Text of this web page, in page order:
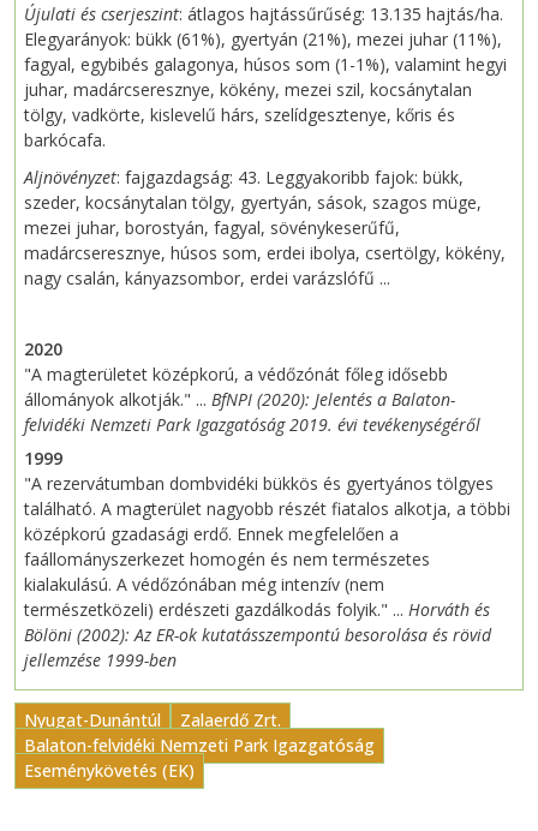
Újulati és cserjeszint: átlagos hajtássűrűség: 13.135 hajtás/ha.
Elegyarányok: bükk (61%), gyertyán (21%), mezei juhar (11%),
fagyal, egybibés galagonya, húsos som (1-1%), valamint hegyi
juhar, madárcseresznye, kökény, mezei szil, kocsánytalan
tölgy, vadkörte, kislevelű hárs, szelídgesztenye, kőris és
barkócafa.
Aljnövényzet: fajgazdagság: 43. Leggyakoribb fajok: bükk,
szeder, kocsánytalan tölgy, gyertyán, sások, szagos müge,
mezei juhar, borostyán, fagyal, sövénykeserűfű,
madárcseresznye, húsos som, erdei ibolya, csertölgy, kökény,
nagy csalán, kányazsombor, erdei varázslófű ...
2020
"A magterületet középkorú, a védőzónát főleg idősebb
állományok alkotják." ... BfNPI (2020): Jelentés a Balaton-
felvidéki Nemzeti Park Igazgatóság 2019. évi tevékenységéről
1999
"A rezervátumban dombvidéki bükkös és gyertyános tölgyes
található. A magterület nagyobb részét fiatalos alkotja, a többi
középkorú gzadasági erdő. Ennek megfelelően a
faállományszerkezet homogén és nem természetes
kialakulású. A védőzónában még intenzív (nem
természetközeli) erdészeti gazdálkodás folyik." ... Horváth és
Bölöni (2002): Az ER-ok kutatásszempontú besorolása és rövid
jellemzése 1999-ben
Nyugat-Dunántúl
Zalaerdő Zrt.
Balaton-felvidéki Nemzeti Park Igazgatóság
Eseménykövetés (EK)